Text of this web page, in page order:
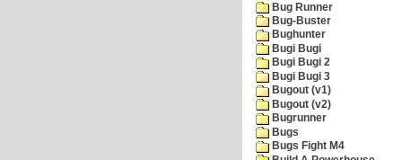
Bug Runner
Bug-Buster
Bughunter
Bugi Bugi
Bugi Bugi 2
Bugi Bugi 3
Bugout (v1)
Bugout (v2)
Bugrunner
Bugs
Bugs Fight M4